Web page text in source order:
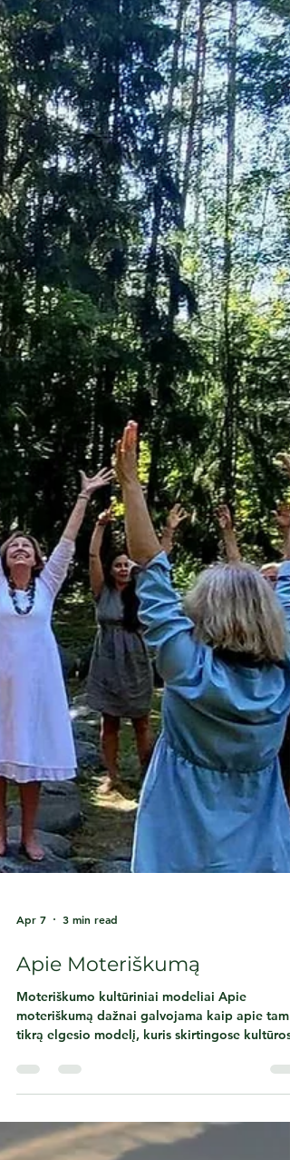
Apr 7 3 min read
Apie Moteriškumą
Moteriškumo kultūriniai modeliai Apie
tikrą elgesio modelį, kuris skirtingose kultūrose
įgauna vis kitokias formas. Pavyzdžiui, rytuose
aukotis dėl vyro, vaikų, šeimos, susitaikanti, net
jei ne visada priimanti. Ji mato kaip gyveno